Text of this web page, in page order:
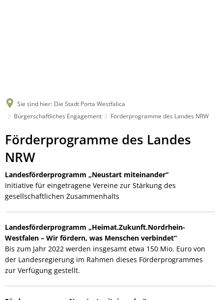
Sie sind hier: Die Stadt Porta Westfalica
Bürgerschaftliches Engagement
Förderprogramme des Landes NRW
Förderprogramme
des
Landes
NRW
Förderprogramme des Landes
NRW
Landesförderprogramm „Neustart miteinander“
Initiative für eingetragene Vereine zur Stärkung des
gesellschaftlichen Zusammenhalts
Landesförderprogramm „Heimat.Zukunft.Nordrhein-
Westfalen – Wir fördern, was Menschen verbindet“
Bis zum Jahr 2022 werden insgesamt etwa 150 Mio. Euro von
der Landesregierung im Rahmen dieses Förderprogrammes
zur Verfügung gestellt.